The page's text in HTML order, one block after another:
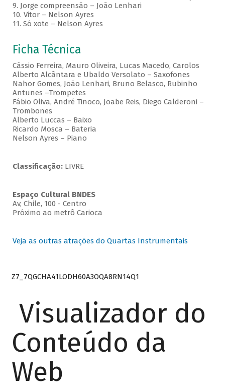
9. Jorge compreensão – João Lenhari
10. Vitor – Nelson Ayres
11. Só xote – Nelson Ayres
Ficha Técnica
Cássio Ferreira, Mauro Oliveira, Lucas Macedo, Carolos
Alberto Alcântara e Ubaldo Versolato – Saxofones
Nahor Gomes, João Lenhari, Bruno Belasco, Rubinho
Antunes –Trompetes
Fábio Oliva, André Tinoco, Joabe Reis, Diego Calderoni –
Trombones
Alberto Luccas – Baixo
Ricardo Mosca – Bateria
Nelson Ayres – Piano
Classificação: LIVRE
Espaço Cultural BNDES
Av, Chile, 100 - Centro
Próximo ao metrô Carioca
Veja as outras atrações do Quartas Instrumentais
Z7_7QGCHA41LODH60A3OQA8RN14Q1
Visualizador do
Conteúdo da
Web